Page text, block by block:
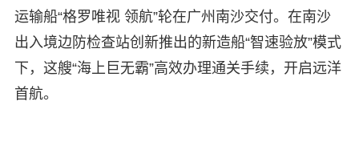
运输船“格罗唯视 领航”轮在广州南沙交付。在南沙
出入境边防检查站创新推出的新造船“智速验放”模式
下，这艘“海上巨无霸”高效办理通关手续，开启远洋
首航。